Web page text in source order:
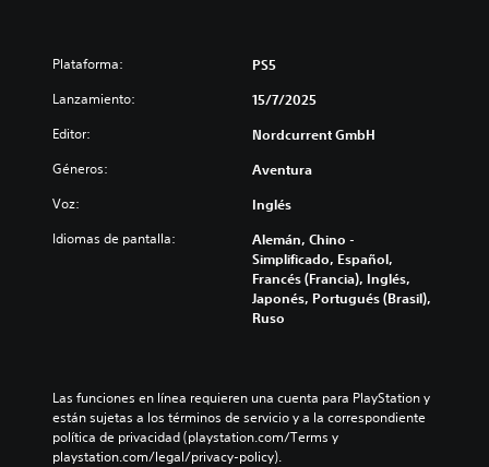
Plataforma: PS5
Lanzamiento: 15/7/2025
Editor: Nordcurrent GmbH
Géneros: Aventura
Voz: Inglés
Idiomas de pantalla:
Alemán, Chino -
Simplificado, Español,
Francés (Francia), Inglés,
Japonés, Portugués (Brasil),
Ruso
Las funciones en línea requieren una cuenta para PlayStation y
están sujetas a los términos de servicio y a la correspondiente
política de privacidad (playstation.com/Terms y
playstation.com/legal/privacy-policy).